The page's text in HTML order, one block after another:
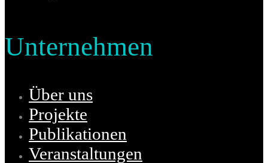
Unternehmen
Über uns
Projekte
Publikationen
Veranstaltungen